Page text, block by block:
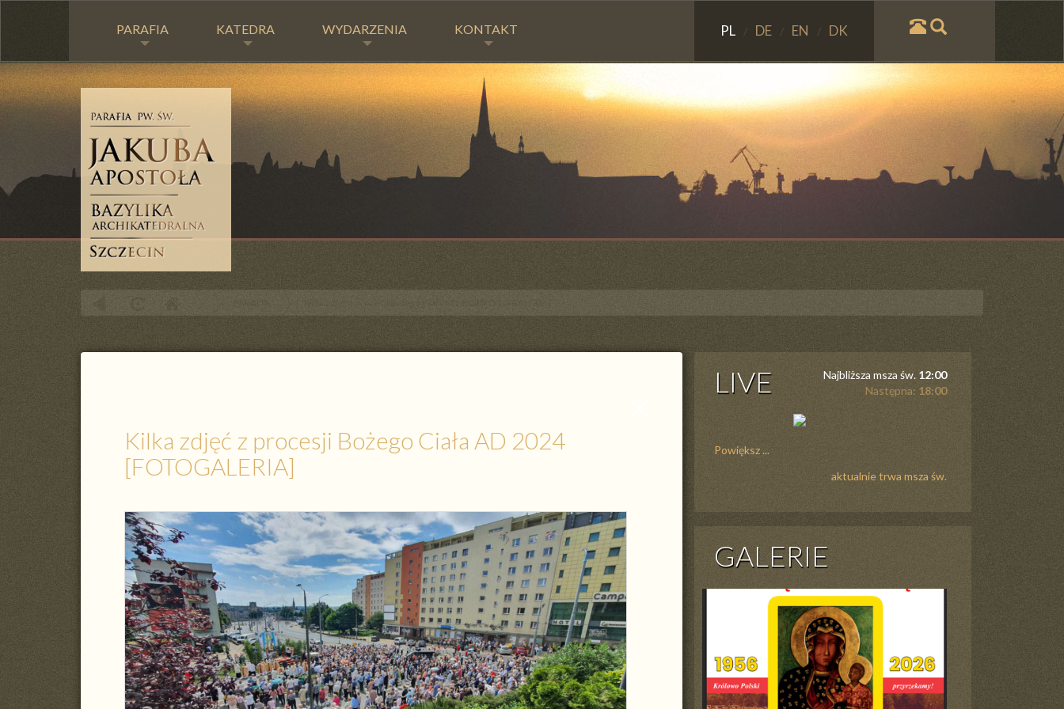
PARAFIA KATEDRA WYDARZENIA KONTAKT PL / DE / EN / DK
Kilka zdjęć z procesji Bożego Ciała AD 2024 [FOTOGALERIA]
Kilka zdjęć z procesji Bożego Ciała AD 2024
[FOTOGALERIA]
LIVE Najbliższa msza św. 12:00
Następna: 18:00
Powiększ ...
aktualnie trwa msza św.
GALERIE